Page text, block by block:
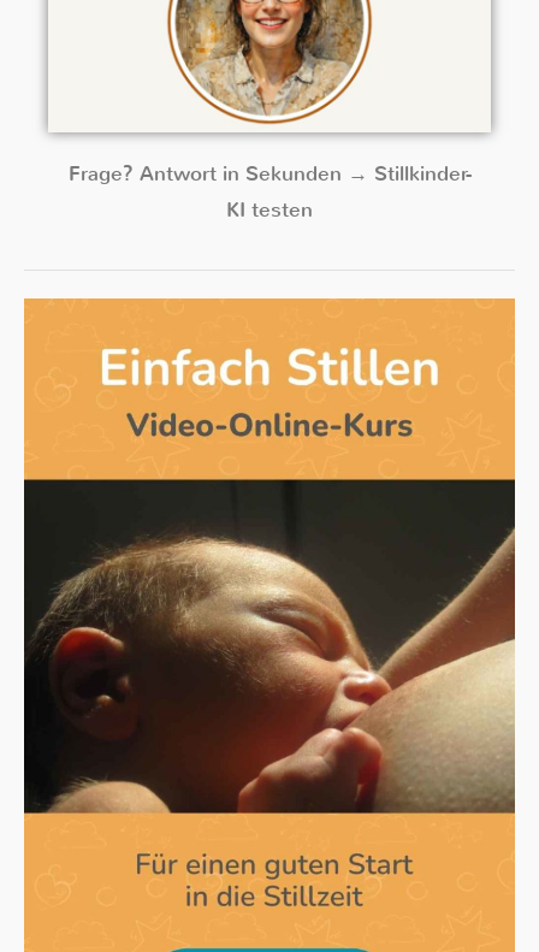
Frage? Antwort in Sekunden → Stillkinder-
KI testen